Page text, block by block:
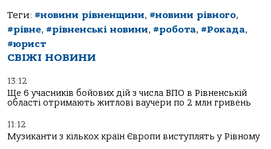
Теги: #новини рівненщини, #новини рівного,
#рівне, #рівненські новини, #робота, #Рокада,
#юрист
СВІЖІ НОВИНИ
13:12
Ще 6 учасників бойових дій з числа ВПО в Рівненській
області отримають житлові ваучери по 2 млн гривень
11:12
Музиканти з кількох країн Європи виступлять у Рівному